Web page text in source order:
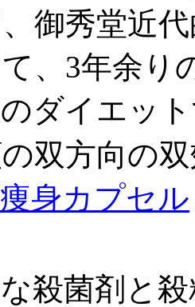
御秀堂近
、3年余り
ダイエッ
双方向の
身カプセル
殺菌剤と